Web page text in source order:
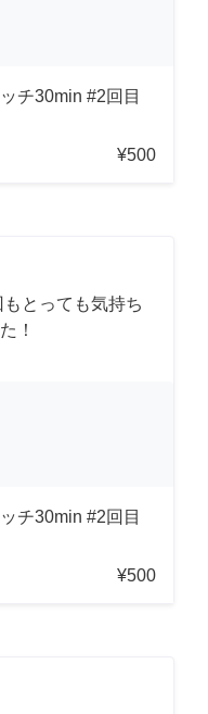
チ30min #2回目
¥500
とっても気持ち
！
チ30min #2回目
¥500